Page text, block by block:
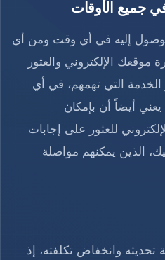
إليه في أي وقت ومن أي
موقعك الإلكتروني والعثور
التي تهمهم، في أي
أيضاً أن بإمكان
للعثور على إجابات
الذين يمكنهم مواصلة
تحديثه وانخفاض تكلفته، إذ